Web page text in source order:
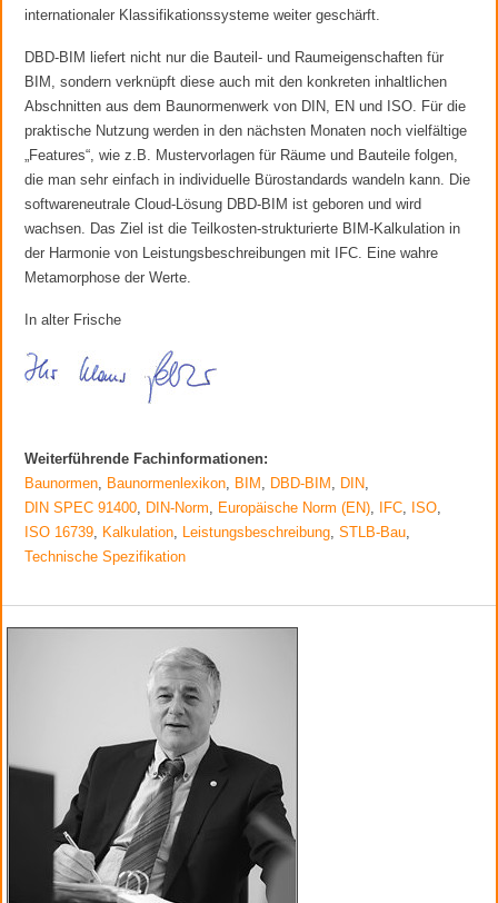
internationaler Klassifikationssysteme weiter geschärft.
DBD-BIM liefert nicht nur die Bauteil- und Raumeigenschaften für
BIM, sondern verknüpft diese auch mit den konkreten inhaltlichen
Abschnitten aus dem Baunormenwerk von DIN, EN und ISO. Für die
praktische Nutzung werden in den nächsten Monaten noch vielfältige
„Features“, wie z.B. Mustervorlagen für Räume und Bauteile folgen,
die man sehr einfach in individuelle Bürostandards wandeln kann. Die
softwareneutrale Cloud-Lösung DBD-BIM ist geboren und wird
wachsen. Das Ziel ist die Teilkosten-strukturierte BIM-Kalkulation in
der Harmonie von Leistungsbeschreibungen mit IFC. Eine wahre
Metamorphose der Werte.
In alter Frische
Weiterführende Fachinformationen:
Baunormen
Baunormenlexikon BIM DBD-BIM DIN
DIN SPEC 91400
DIN-Norm Europäische Norm (EN) IFC ISO
ISO 16739
Kalkulation Leistungsbeschreibung STLB-Bau
Technische Spezifikation